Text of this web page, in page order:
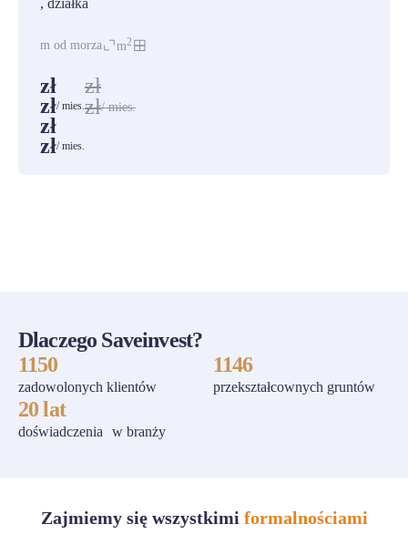
, działka
m od morza m2
zł
zł/ mies.
zł
zł/ mies.
zł
zł/ mies.
Dlaczego Saveinvest?
1150
zadowolonych klientów
1146
przekształcownych gruntów
20 lat
doświadczenia w branży
Zajmiemy się wszystkimi formalnościami